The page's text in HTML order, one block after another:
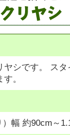
シです。 ス
。
幅 約90cm～